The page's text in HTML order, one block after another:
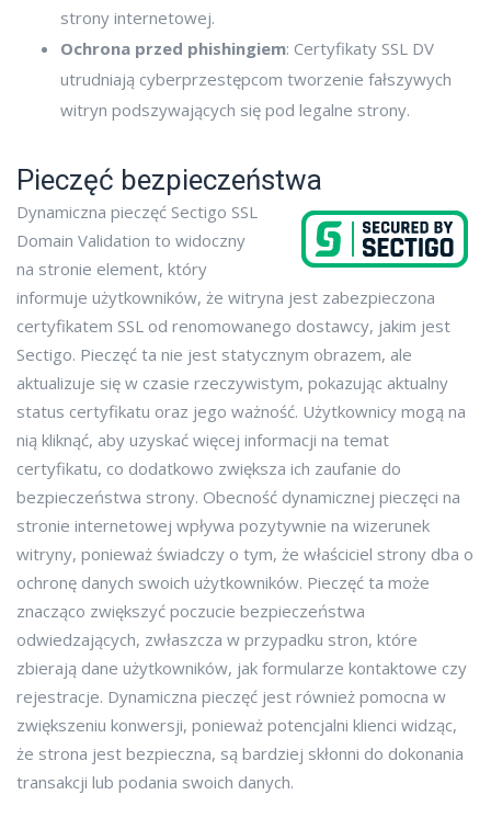
strony internetowej.
Ochrona przed phishingiem: Certyfikaty SSL DV
utrudniają cyberprzestępcom tworzenie fałszywych
witryn podszywających się pod legalne strony.
Pieczęć bezpieczeństwa
Dynamiczna pieczęć Sectigo SSL
Domain Validation to widoczny
na stronie element, który
informuje użytkowników, że witryna jest zabezpieczona
certyfikatem SSL od renomowanego dostawcy, jakim jest
Sectigo. Pieczęć ta nie jest statycznym obrazem, ale
aktualizuje się w czasie rzeczywistym, pokazując aktualny
status certyfikatu oraz jego ważność. Użytkownicy mogą na
nią kliknąć, aby uzyskać więcej informacji na temat
certyfikatu, co dodatkowo zwiększa ich zaufanie do
bezpieczeństwa strony. Obecność dynamicznej pieczęci na
stronie internetowej wpływa pozytywnie na wizerunek
witryny, ponieważ świadczy o tym, że właściciel strony dba o
ochronę danych swoich użytkowników. Pieczęć ta może
znacząco zwiększyć poczucie bezpieczeństwa
odwiedzających, zwłaszcza w przypadku stron, które
zbierają dane użytkowników, jak formularze kontaktowe czy
rejestracje. Dynamiczna pieczęć jest również pomocna w
zwiększeniu konwersji, ponieważ potencjalni klienci widząc,
że strona jest bezpieczna, są bardziej skłonni do dokonania
transakcji lub podania swoich danych.